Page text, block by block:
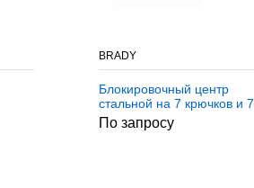
BRADY
Блокировочный центр
стальной на 7 крючков и 7
замков Brady на 7 крючков
и 7 замков, Сталь
По запросу